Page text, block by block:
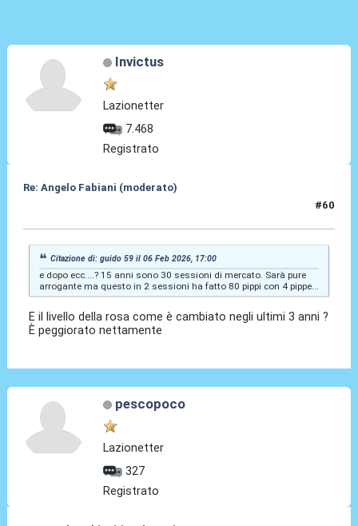
Invictus
Lazionetter
7.468
Registrato
Re: Angelo Fabiani (moderato)
#60
Citazione di: guido 59 il 06 Feb 2026, 17:00
e dopo ecc....? 15 anni sono 30 sessioni di mercato. Sarà pure
arrogante ma questo in 2 sessioni ha fatto 80 pippi con 4 pippe...
E il livello della rosa come è cambiato negli ultimi 3 anni ?
È peggiorato nettamente
pescopoco
Lazionetter
327
Registrato